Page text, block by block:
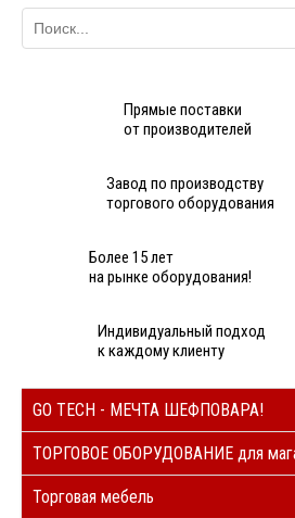
Прямые поставки
от производителей
Завод по производству
торгового оборудования
Более 15 лет
на рынке оборудования!
Индивидуальный подход
к каждому клиенту
GO TECH - МЕЧТА ШЕФПОВАРА!
ТОРГОВОЕ ОБОРУДОВАНИЕ для
Торговая мебель